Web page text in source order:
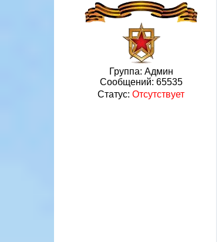
Группа: Админ
Сообщений: 65535
Статус: Отсутствует